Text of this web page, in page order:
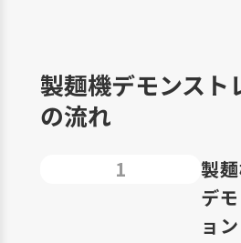
製麺機デモンスト
の流れ
1
製
デ
ョン